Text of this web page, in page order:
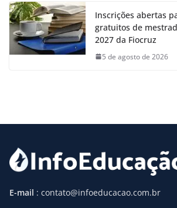
Inscrições abertas
gratuitos de
2027 da Fiocruz
5 de agosto de 2026
E-mail : contato@infoeducacao.com.br